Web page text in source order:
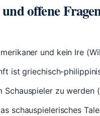
offene
und kein Ire
ist griechisch-
Schauspieler zu
schauspielerisches